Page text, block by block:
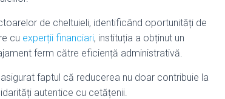
de cheltuieli, identificând oportunități de
cu experții financiari, instituția a obținut un
ferm către eficiență administrativă.
faptul că reducerea nu doar contribuie la
autentice cu cetățenii.